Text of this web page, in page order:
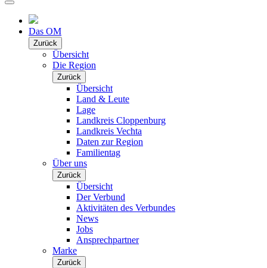
Das OM
Zurück
Übersicht
Die Region
Zurück
Übersicht
Land & Leute
Lage
Landkreis Cloppenburg
Landkreis Vechta
Daten zur Region
Familientag
Über uns
Zurück
Übersicht
Der Verbund
Aktivitäten des Verbundes
News
Jobs
Ansprechpartner
Marke
Zurück